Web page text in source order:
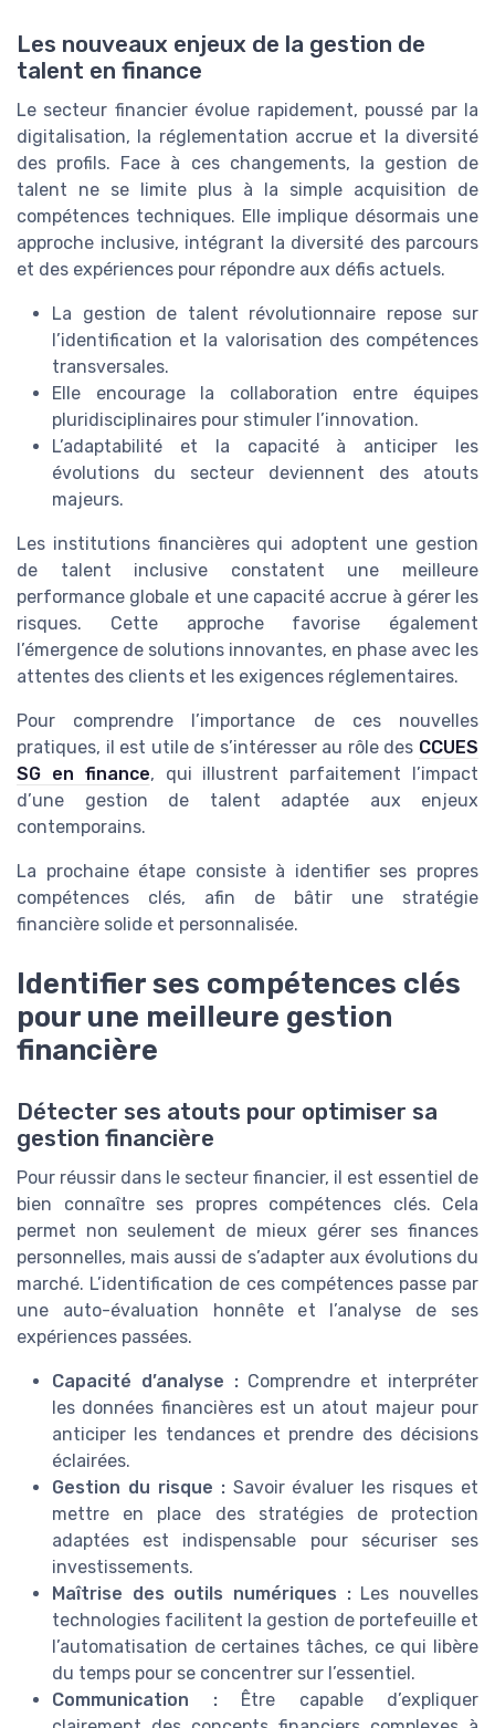
Les nouveaux enjeux de la gestion de
talent en finance
Le secteur financier évolue rapidement, poussé par la
digitalisation, la réglementation accrue et la diversité
des profils. Face à ces changements, la gestion de
talent ne se limite plus à la simple acquisition de
compétences techniques. Elle implique désormais une
approche inclusive, intégrant la diversité des parcours
et des expériences pour répondre aux défis actuels.
La gestion de talent révolutionnaire repose sur
l’identification et la valorisation des compétences
transversales.
Elle encourage la collaboration entre équipes
pluridisciplinaires pour stimuler l’innovation.
L’adaptabilité et la capacité à anticiper les
évolutions du secteur deviennent des atouts
majeurs.
Les institutions financières qui adoptent une gestion
de talent inclusive constatent une meilleure
performance globale et une capacité accrue à gérer les
risques. Cette approche favorise également
l’émergence de solutions innovantes, en phase avec les
attentes des clients et les exigences réglementaires.
Pour comprendre l’importance de ces nouvelles
pratiques, il est utile de s’intéresser au rôle des CCUES
SG en finance, qui illustrent parfaitement l’impact
d’une gestion de talent adaptée aux enjeux
contemporains.
La prochaine étape consiste à identifier ses propres
compétences clés, afin de bâtir une stratégie
financière solide et personnalisée.
Identifier ses compétences clés
pour une meilleure gestion
financière
Détecter ses atouts pour optimiser sa
gestion financière
Pour réussir dans le secteur financier, il est essentiel de
bien connaître ses propres compétences clés. Cela
permet non seulement de mieux gérer ses finances
personnelles, mais aussi de s’adapter aux évolutions du
marché. L’identification de ces compétences passe par
une auto-évaluation honnête et l’analyse de ses
expériences passées.
Capacité d’analyse :Comprendre et interpréter
les données financières est un atout majeur pour
anticiper les tendances et prendre des décisions
éclairées.
Gestion du risque :Savoir évaluer les risques et
mettre en place des stratégies de protection
adaptées est indispensable pour sécuriser ses
investissements.
Maîtrise des outils numériques :Les nouvelles
technologies facilitent la gestion de portefeuille et
l’automatisation de certaines tâches, ce qui libère
du temps pour se concentrer sur l’essentiel.
Communication :Être capable d’expliquer